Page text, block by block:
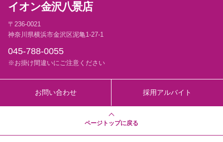
イオン金沢八景店
〒236-0021
神奈川県横浜市金沢区泥亀1-27-1
045-788-0055
※お掛け間違いにご注意ください
お問い合わせ 採用アルバイト
ページトップに戻る